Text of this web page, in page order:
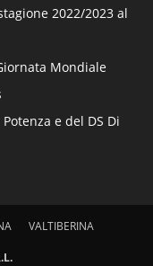
2022/2023 al
Mondiale
e del DS Di
VALTIBERINA